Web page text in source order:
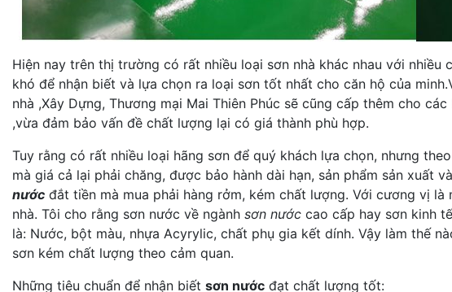
Hiện nay trên thị trường có rất nhiều loại sơn nhà khác nhau với
khó để nhận biết và lựa chọn ra loại sơn tốt nhất cho căn hộ của
nhà ,Xây Dựng, Thương mại Mai Thiên Phúc sẽ cũng cấp thêm cho
,vừa đảm bảo vấn đề chất lượng lại có giá thành phù hợp.
Tuy rằng có rất nhiều loại hãng sơn để quý khách lựa chọn, nhưng
mà giá cả lại phải chăng, được bảo hành dài hạn, sản phẩm sản xuất
nước đắt tiền mà mua phải hàng rởm, kém chất lượng. Với cương vị
nhà. Tôi cho rằng sơn nước về ngành sơn nước cao cấp hay sơn kinh
là: Nước, bột màu, nhựa Acyrylic, chất phụ gia kết dính. Vậy làm thế
sơn kém chất lượng theo cảm quan.
Những tiêu chuẩn để nhận biết sơn nước đạt chất lượng tốt: